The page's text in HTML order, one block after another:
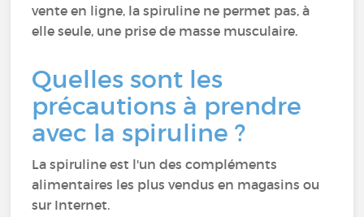
vente en ligne, la spiruline ne permet pas, à
elle seule, une prise de masse musculaire.
Quelles sont les
précautions à prendre
avec la spiruline ?
La spiruline est l'un des compléments
alimentaires les plus vendus en magasins ou
sur Internet.